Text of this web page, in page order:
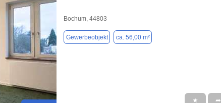
Bochum, 44803
Gewerbeobjekt ca. 56,00 m²
★ ➦